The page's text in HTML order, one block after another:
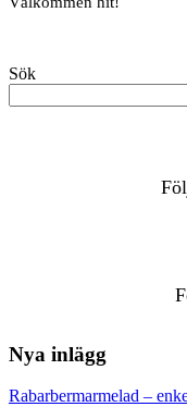
Sök
Nya inlägg
Rabarbermarmelad –